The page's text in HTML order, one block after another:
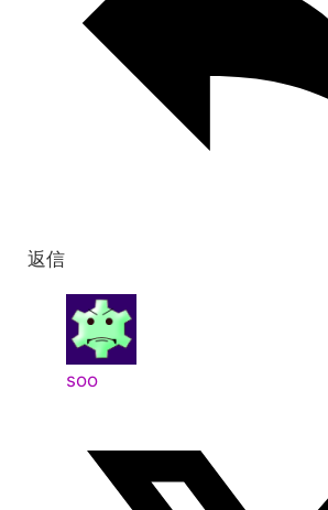
返信
soo